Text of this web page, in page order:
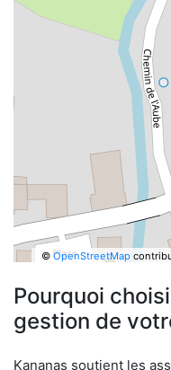
© OpenStreetMap
Pourquoi
gestion de
Kananas soutient les